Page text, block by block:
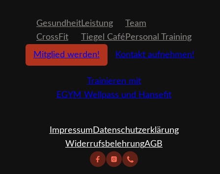
Gesundheit
CrossFit
Leistung
Tiegel Café
Team
Personal Training
Mitglied werden!
Kontakt aufnehmen!
Trainieren mit
EGYM Wellpass und Hansefit
Impressum Datenschutzerklärung
WiderrufsbelehrungAGB